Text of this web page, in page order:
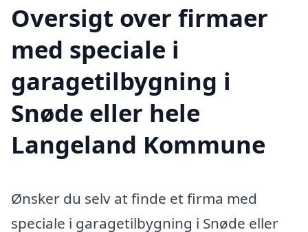
Oversigt over firmaer
med speciale i
garagetilbygning i
Snøde eller hele
Langeland Kommune
Ønsker du selv at finde et firma med
speciale i garagetilbygning i Snøde eller